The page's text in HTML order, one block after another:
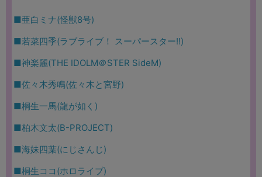
■亜白ミナ(怪獣8号)
■若菜四季(ラブライブ！ スーパースター!!)
■神楽麗(THE IDOLM＠STER SideM)
■佐々木秀鳴(佐々木と宮野)
■桐生一馬(龍が如く)
■柏木文太(B-PROJECT)
■海妹四葉(にじさんじ)
■桐生ココ(ホロライブ)